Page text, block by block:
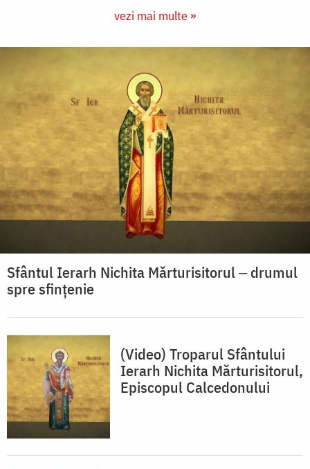
vezi mai multe »
Sfântul Ierarh Nichita Mărturisitorul ‒ drumul
spre sfințenie
(Video) Troparul Sfântului
Ierarh Nichita Mărturisitorul,
Episcopul Calcedonului